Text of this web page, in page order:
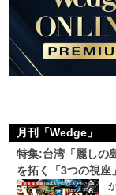
月刊「Wedge」
特集:台湾「麗し
を拓く「3つの視座」